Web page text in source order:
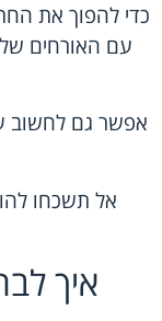
כדי להפוך את
עם האורחים
אפשר גם לחשוב
אל תשכחו
איך